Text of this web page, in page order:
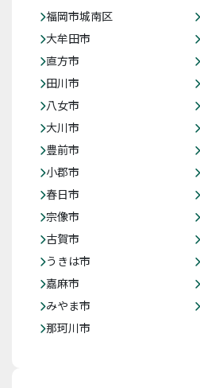
福岡市城南区
大牟田市
直方市
田川市
八女市
大川市
豊前市
小郡市
春日市
宗像市
古賀市
うきは市
嘉麻市
みやま市
那珂川市